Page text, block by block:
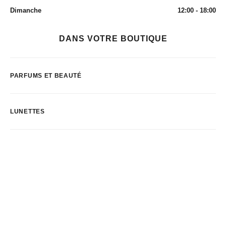
Dimanche
12:00 - 18:00
DANS VOTRE BOUTIQUE
PARFUMS ET BEAUTÉ
LUNETTES